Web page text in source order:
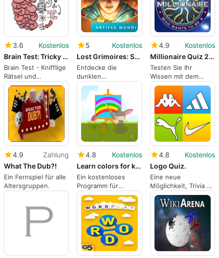
3.6
Kostenlos
Brain Test: Tricky Puzzles
Brain Test - Knifflige
Rätsel und
Strategiespiele für
Windows
5
Kostenlos
Lost Grimoires: Stolen Kingdom
Entdecke die
dunklen
Geheimnisse eines
unheimlichen
Königreichs.
4.9
Kostenlos
Millionaire Quiz 2019
Testen Sie Ihr
Wissen mit dem
Millionär-Quiz 2019.
4.9
Zahlung
What The Dub?!
Ein Fernspiel für alle
Altersgruppen.
4.8
Kostenlos
Learn colors for kids
Ein kostenloses
Programm für
Windows.
4.8
Kostenlos
Logo Quiz.
Eine neue
Möglichkeit, Trivia zu
spielen.